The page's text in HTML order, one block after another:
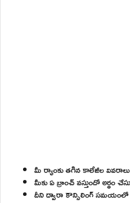
మీ ర్యాంకు తగిన కాలేజీల వివరాలు
మీకు ఏ బ్రాంచ్ వస్తుందో అర్థం
దీని ద్వారా కౌన్సిలింగ్ సమయంలో